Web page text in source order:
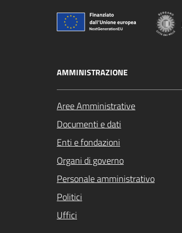
AMMINISTRAZIONE
Aree Amministrative
Documenti e dati
Enti e fondazioni
Organi di governo
Personale amministrativo
Politici
Uffici